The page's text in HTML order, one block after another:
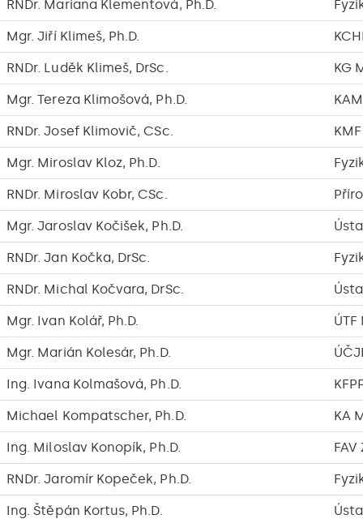
RNDr. Mariana Klementová, Ph.D.
Mgr. Jiří Klimeš, Ph.D.
RNDr. Luděk Klimeš, DrSc. KG
Mgr. Tereza Klimošová, Ph.D.
RNDr. Josef Klimovič, CSc.
Mgr. Miroslav Kloz, Ph.D.
RNDr. Miroslav Kobr, CSc.
Mgr. Jaroslav Kočišek, Ph.D.
RNDr. Jan Kočka, DrSc.
RNDr. Michal Kočvara, DrSc.
Mgr. Ivan Kolář, Ph.D. ÚTF
Mgr. Marián Kolesár, Ph.D.
Ing. Ivana Kolmašová, Ph.D.
Michael Kompatscher, Ph.D. KA
Ing. Miloslav Konopík, Ph.D. FAV
RNDr. Jaromír Kopeček, Ph.D.
Ing. Štěpán Kortus, Ph.D.